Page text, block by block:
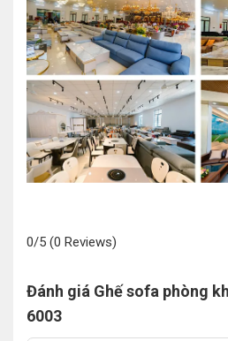
0/5 (0 Reviews)
Đánh giá Ghế sofa phòng
6003